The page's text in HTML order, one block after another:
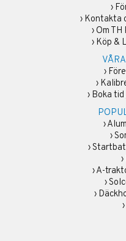
›
› Kontakta
› Om
› Köp &
›
›
› Boka
›
›
›
›
›A-
›
›
›